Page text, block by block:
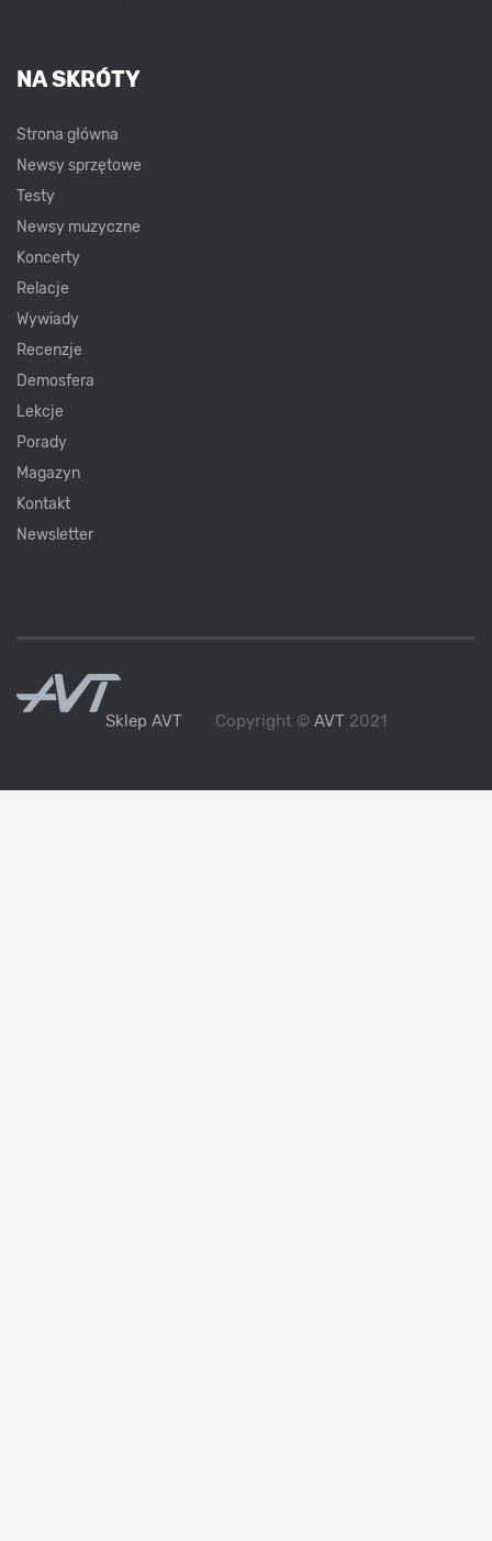
NA SKRÓTY
Strona główna
Newsy sprzętowe
Testy
Newsy muzyczne
Koncerty
Relacje
Wywiady
Recenzje
Demosfera
Lekcje
Porady
Magazyn
Kontakt
Newsletter
Sklep AVT Copyright © AVT 2021